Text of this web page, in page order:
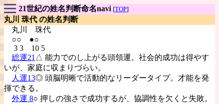
21世紀の姓名判断命名navi [TOP]
丸川 珠代 の姓名判断
丸川 珠代
○○ ●○
3 3 10 5
総運21 △ 能力でのし上がる頭領運。社会的成功は得やす
いが、家庭に収まりづらい。
人運13◎ 頭脳明晰で活動的なリーダータイプ。才能を発
揮できる。
外運 8○ 押しの強さで成功するが、協調性を欠くと失敗。